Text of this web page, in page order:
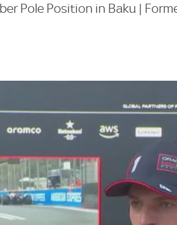
Pole Position in Baku |